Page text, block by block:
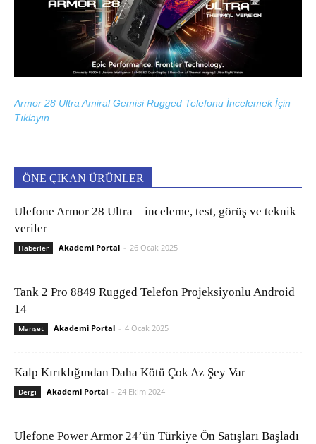
Armor 28 Ultra Amiral Gemisi Rugged Telefonu İncelemek İçin
Tıklayın
ÖNE ÇIKAN ÜRÜNLER
Ulefone Armor 28 Ultra – inceleme, test, görüş ve teknik
veriler
Haberler Akademi Portal - 26 Ocak 2025
Tank 2 Pro 8849 Rugged Telefon Projeksiyonlu Android
14
Manşet Akademi Portal - 4 Ocak 2025
Kalp Kırıklığından Daha Kötü Çok Az Şey Var
Dergi Akademi Portal - 24 Ekim 2024
Ulefone Power Armor 24’ün Türkiye Ön Satışları Başladı